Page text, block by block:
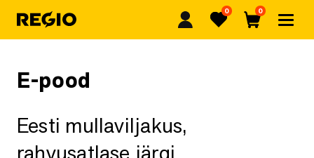
Regio Lemmikud
0
Ostukorv
0
E-pood
Eesti mullaviljakus,
rahvusatlase järgi